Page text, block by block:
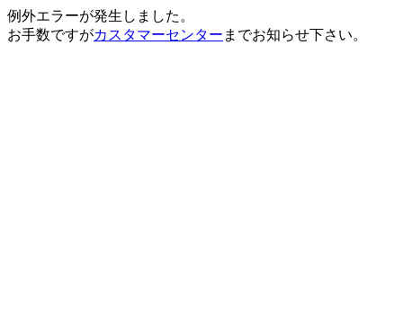
例外エラーが発生しました。
お手数ですがカスタマーセンター までお知らせ下さい。